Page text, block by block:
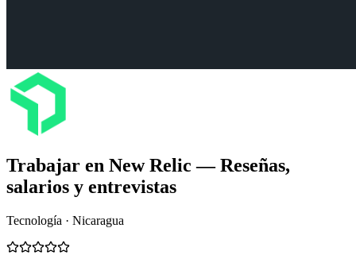
Trabajar en New Relic — Reseñas,
salarios y entrevistas
Tecnología · Nicaragua